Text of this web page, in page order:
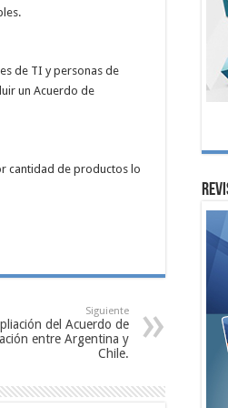
de TI y personas de
un Acuerdo de
cantidad de productos lo
Siguiente
del Acuerdo de
entre Argentina y
Chile.